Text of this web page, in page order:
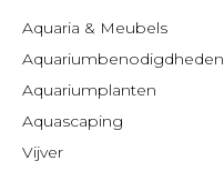
Aquaria & Meubels
Aquariumbenodigdheden
Aquariumplanten
Aquascaping
Vijver